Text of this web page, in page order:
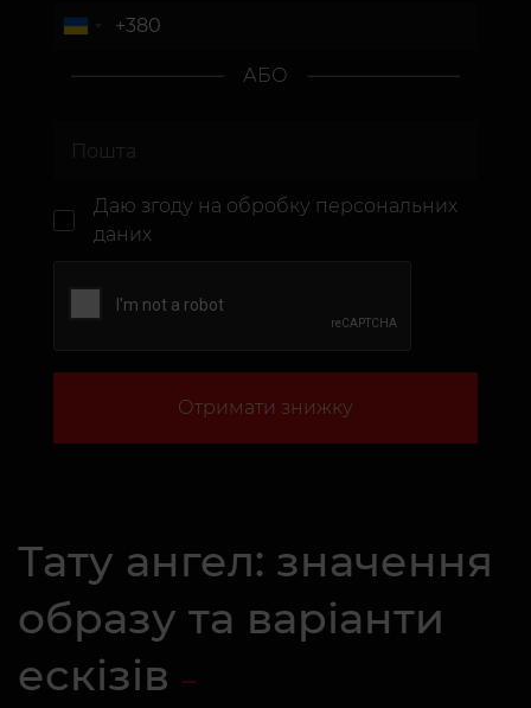
АБО
Даю згоду на обробку персональних
даних
Отримати знижку
Тату ангел: значення
образу та варіанти
ескізів